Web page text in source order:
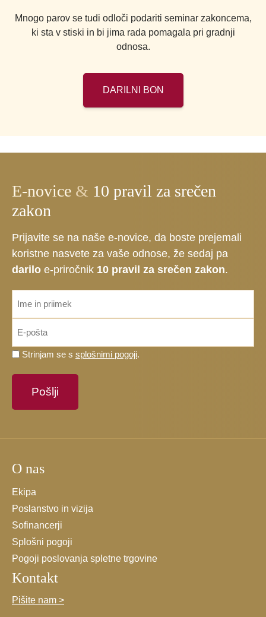
Mnogo parov se tudi odloči podariti seminar zakoncema,
ki sta v stiski in bi jima rada pomagala pri gradnji
odnosa.
DARILNI BON
E-novice & 10 pravil za srečen
zakon
Prijavite se na naše e-novice, da boste prejemali
koristne nasvete za vaše odnose, že sedaj pa
darilo e-priročnik 10 pravil za srečen zakon.
Prosimo,
strinjate
*
Strinjam se s splošnimi pogoji.
O nas
Ekipa
Poslanstvo in vizija
Sofinancerji
Splošni pogoji
Pogoji poslovanja spletne trgovine
Kontakt
Pišite nam >